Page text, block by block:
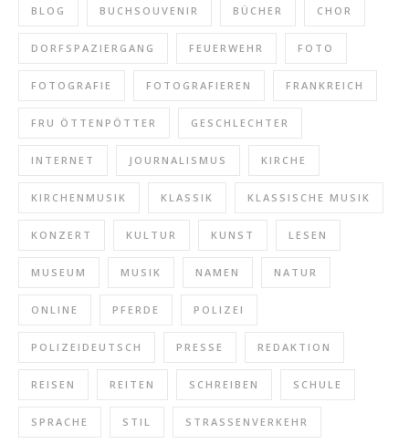
BLOG BUCHSOUVENIR BÜCHER CHOR
DORFSPAZIERGANG FEUERWEHR FOTO
FOTOGRAFIE FOTOGRAFIEREN FRANKREICH
FRU ÖTTENPÖTTER GESCHLECHTER
INTERNET JOURNALISMUS KIRCHE
KIRCHENMUSIK KLASSIK KLASSISCHE MUSIK
KONZERT KULTUR KUNST LESEN
MUSEUM MUSIK NAMEN NATUR
ONLINE PFERDE POLIZEI
POLIZEIDEUTSCH PRESSE REDAKTION
REISEN REITEN SCHREIBEN SCHULE
SPRACHE STIL STRASSENVERKEHR